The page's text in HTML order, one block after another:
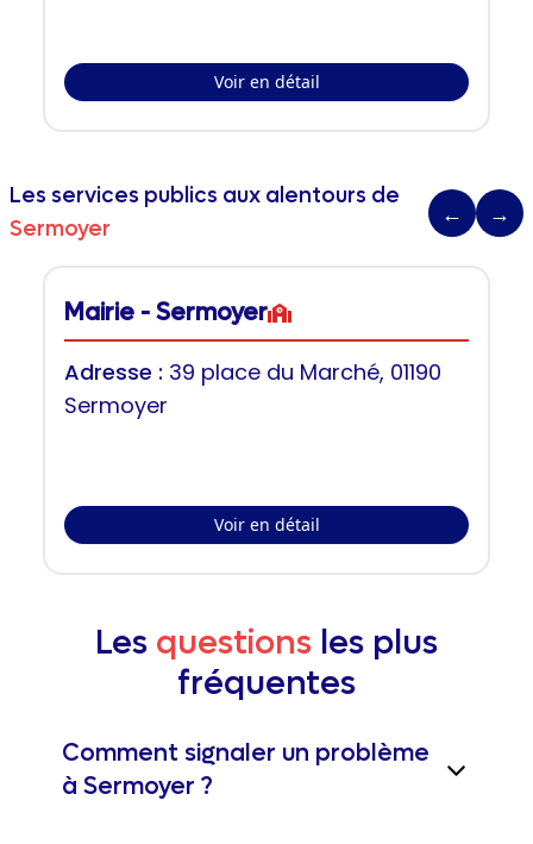
Voir en détail
Les services publics aux alentours de
Sermoyer
← →
Mairie - Sermoyer
Adresse : 39 place du Marché, 01190
Sermoyer
Voir en détail
Les questions les plus
fréquentes
Comment signaler un problème
à Sermoyer ?